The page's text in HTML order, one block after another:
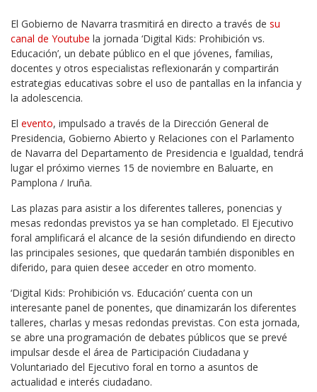
El Gobierno de Navarra trasmitirá en directo a través de su
canal de Youtube la jornada ‘Digital Kids: Prohibición vs.
Educación’, un debate público en el que jóvenes, familias,
docentes y otros especialistas reflexionarán y compartirán
estrategias educativas sobre el uso de pantallas en la infancia y
la adolescencia.
El evento, impulsado a través de la Dirección General de
Presidencia, Gobierno Abierto y Relaciones con el Parlamento
de Navarra del Departamento de Presidencia e Igualdad, tendrá
lugar el próximo viernes 15 de noviembre en Baluarte, en
Pamplona / Iruña.
Las plazas para asistir a los diferentes talleres, ponencias y
mesas redondas previstos ya se han completado. El Ejecutivo
foral amplificará el alcance de la sesión difundiendo en directo
las principales sesiones, que quedarán también disponibles en
diferido, para quien desee acceder en otro momento.
‘Digital Kids: Prohibición vs. Educación’ cuenta con un
interesante panel de ponentes, que dinamizarán los diferentes
talleres, charlas y mesas redondas previstas. Con esta jornada,
se abre una programación de debates públicos que se prevé
impulsar desde el área de Participación Ciudadana y
Voluntariado del Ejecutivo foral en torno a asuntos de
actualidad e interés ciudadano.